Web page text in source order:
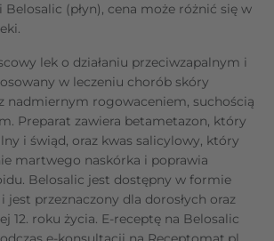
(płyn), cena może różnić się w
lek o działaniu przeciwzapalnym i
w leczeniu chorób skóry
nadmiernym rogowaceniem, suchością
Preparat zawiera betametazon, który
i świąd, oraz kwas salicylowy, który
martwego naskórka i poprawia
Belosalic jest dostępny w formie
jest przeznaczony dla dorosłych oraz
12. roku życia. E-receptę na Belosalic